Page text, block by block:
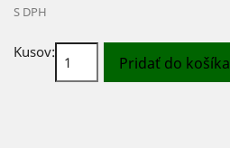
S DPH
Kusov:
Pridať do košíka